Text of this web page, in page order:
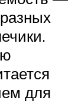
для